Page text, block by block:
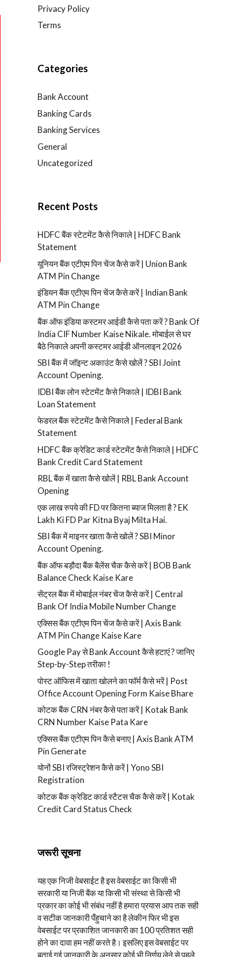
Privacy Policy
Terms
Categories
Bank Account
Banking Cards
Banking Services
General
Uncategorized
Recent Posts
HDFC बैंक स्टेटमेंट कैसे निकाले | HDFC Bank
Statement
यूनियन बैंक एटीएम पिन चेंज कैसे करें | Union Bank
ATM Pin Change
इंडियन बैंक एटीएम पिन चेंज कैसे करें | Indian Bank
ATM Pin Change
बैंक ऑफ इंडिया कस्टमर आईडी कैसे पता करें ? Bank Of
India CIF Number Kaise Nikale. मोबाईल से घर
बैठे निकाले अपनी कस्टमर आईडी ऑनलाइन 2026
SBI बैंक में जॉइन्ट अकाउंट कैसे खोलें ? SBI Joint
Account Opening.
IDBI बैंक लोन स्टेटमेंट कैसे निकाले | IDBI Bank
Loan Statement
फेडरल बैंक स्टेटमेंट कैसे निकाले | Federal Bank
Statement
HDFC बैंक क्रेडिट कार्ड स्टेटमेंट कैसे निकाले | HDFC
Bank Credit Card Statement
RBL बैंक में खाता कैसे खोलें | RBL Bank Account
Opening
एक लाख रुपये की FD पर कितना ब्याज मिलता है ? EK
Lakh Ki FD Par Kitna Byaj Milta Hai.
SBI बैंक में माइनर खाता कैसे खोलें ? SBI Minor
Account Opening.
बैंक ऑफ बड़ौदा बैंक बैलेंस चैक कैसे करें | BOB Bank
Balance Check Kaise Kare
सेंट्रल बैंक में मोबाईल नंबर चेंज कैसे करें | Central
Bank Of India Mobile Number Change
एक्सिस बैंक एटीएम पिन चेंज कैसे करें | Axis Bank
ATM Pin Change Kaise Kare
Google Pay से Bank Account कैसे हटाएं ? जानिए
Step-by-Step तरीका !
पोस्ट ऑफिस में खाता खोलने का फॉर्म कैसे भरें | Post
Office Account Opening Form Kaise Bhare
कोटक बैंक CRN नंबर कैसे पता करें | Kotak Bank
CRN Number Kaise Pata Kare
एक्सिस बैंक एटीएम पिन कैसे बनाए | Axis Bank ATM
Pin Generate
योनों SBI रजिस्ट्रेशन कैसे करें | Yono SBI
Registration
कोटक बैंक क्रेडिट कार्ड स्टैटस चैक कैसे करें | Kotak
Credit Card Status Check
जरूरी सूचना
यह एक निजी वेबसाईट है इस वेबसाईट का किसी भी
सरकारी या निजी बैंक या किसी भी संस्था से किसी भी
प्रकार का कोई भी संबंध नहीं है हमारा प्रयास आप तक सही
व सटीक जानकारी पँहुचाने का है लेकीन फिर भी इस
वेबसाईट पर प्रकाशित जानकारी का 100 प्रतिशत सही
होने का दावा हम नहीं करते है। इसलिए इस वेबसाईट पर
बताई गई जानकारी के अनुसार कोई भी निर्णय लेने से पहले